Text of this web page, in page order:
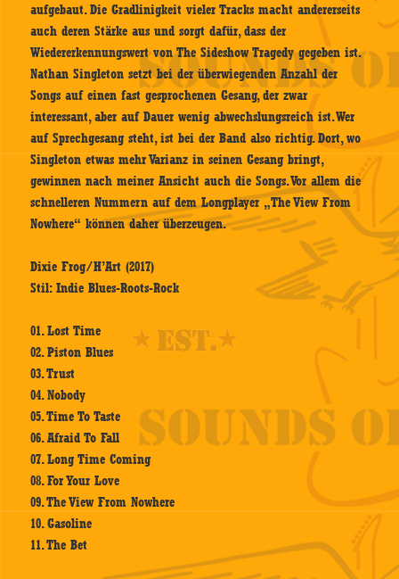
aufgebaut. Die Gradlinigkeit vieler Tracks macht andererseits
auch deren Stärke aus und sorgt dafür, dass der
Wiedererkennungswert von The Sideshow Tragedy gegeben ist.
Nathan Singleton setzt bei der überwiegenden Anzahl der
Songs auf einen fast gesprochenen Gesang, der zwar
interessant, aber auf Dauer wenig abwechslungsreich ist. Wer
auf Sprechgesang steht, ist bei der Band also richtig. Dort, wo
Singleton etwas mehr Varianz in seinen Gesang bringt,
gewinnen nach meiner Ansicht auch die Songs. Vor allem die
schnelleren Nummern auf dem Longplayer „The View From
Nowhere“ können daher überzeugen.
Dixie Frog/H’Art (2017)
Stil: Indie Blues-Roots-Rock
01. Lost Time
02. Piston Blues
03. Trust
04. Nobody
05. Time To Taste
06. Afraid To Fall
07. Long Time Coming
08. For Your Love
09. The View From Nowhere
10. Gasoline
11. The Bet